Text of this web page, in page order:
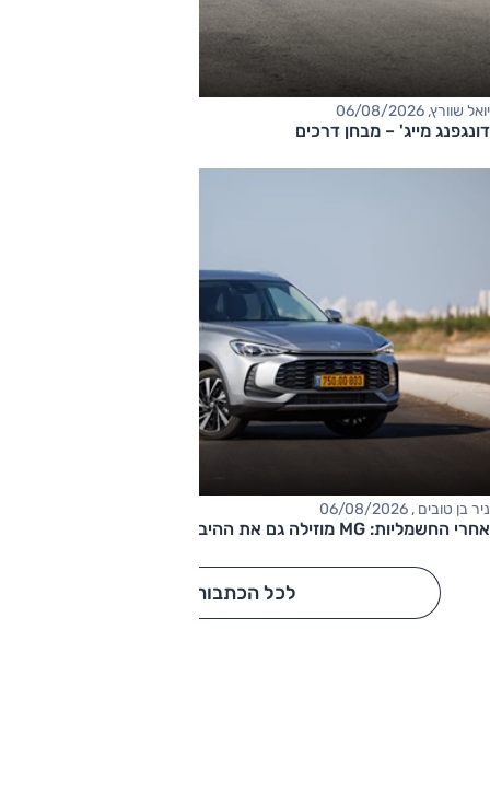
יואל שוורץ, 06/08/2026
דונגפנג מייג' – מבחן דרכים
ניר בן טובים , 06/08/2026
אחרי החשמליות: MG מוזילה גם את ההיברידיות
לכל הכתבות